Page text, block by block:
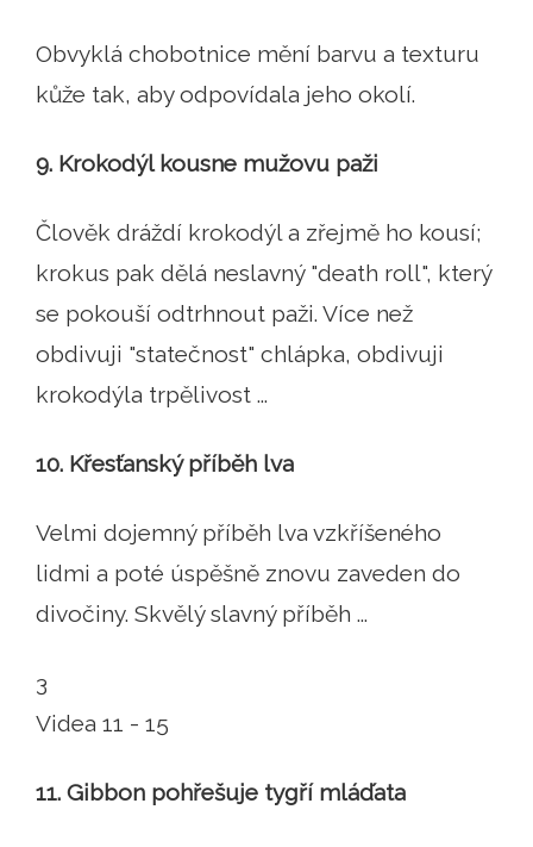
Obvyklá chobotnice mění barvu a texturu
kůže tak, aby odpovídala jeho okolí.
9. Krokodýl kousne mužovu paži
Člověk dráždí krokodýl a zřejmě ho kousí;
krokus pak dělá neslavný "death roll", který
se pokouší odtrhnout paži. Více než
obdivuji "statečnost" chlápka, obdivuji
krokodýla trpělivost ...
10. Křesťanský příběh lva
Velmi dojemný příběh lva vzkříšeného
lidmi a poté úspěšně znovu zaveden do
divočiny. Skvělý slavný příběh ...
3
Videa 11 - 15
11. Gibbon pohřešuje tygří mláďata